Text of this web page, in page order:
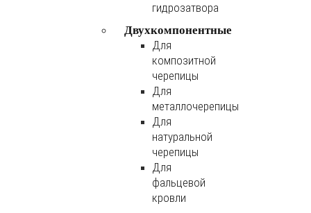
гидрозатвора
Двухкомпонентные
Для
композитной
черепицы
Для
металлочерепицы
Для
натуральной
черепицы
Для
фальцевой
кровли